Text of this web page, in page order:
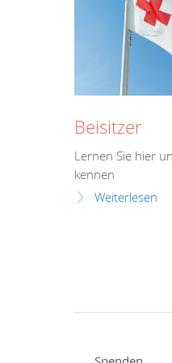
Beisitzer
Lernen Sie hier
kennen
Weiterlesen